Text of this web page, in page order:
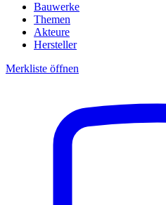
Bauwerke
Themen
Akteure
Hersteller
Merkliste öffnen